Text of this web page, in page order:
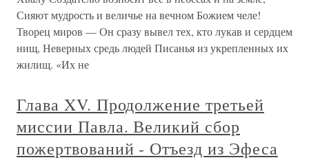
Сияют мудрость и величье на вечном Божием челе!
Творец миров — Он сразу вывел тех, кто лукав и сердцем
нищ, Неверных средь людей Писанья из укрепленных их
жилищ. «Их не
Глава XV. Продолжение третьей
миссии Павла. Великий сбор
пожертвований - Отъезд из Эфеса